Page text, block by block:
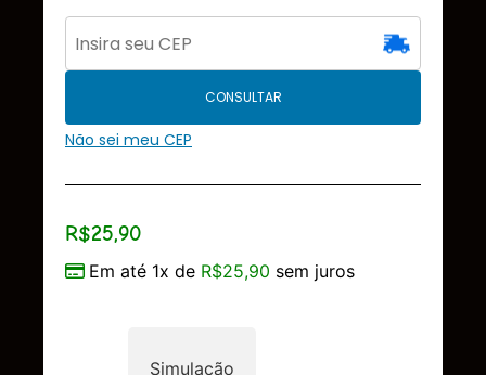
CONSULTAR
Não sei meu CEP
R$25,90
Em até 1x de R$25,90 sem juros
Simulação